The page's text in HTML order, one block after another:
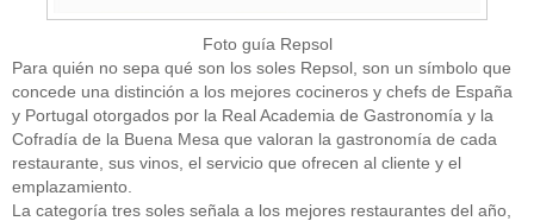
Foto guía Repsol
Para quién no sepa qué son los soles Repsol, son un símbolo que
concede una distinción a los mejores cocineros y chefs de España
y Portugal otorgados por la Real Academia de Gastronomía y la
Cofradía de la Buena Mesa que valoran la gastronomía de cada
restaurante, sus vinos, el servicio que ofrecen al cliente y el
emplazamiento.
La categoría tres soles señala a los mejores restaurantes del año,